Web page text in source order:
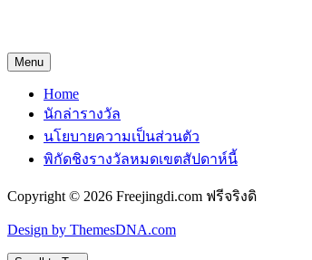
Menu
Home
นักล่ารางวัล
นโยบายความเป็นส่วนตัว
พิกัดชิงรางวัลหมดเขตสัปดาห์นี้
Copyright © 2026 Freejingdi.com ฟรีจริงดิ
Design by ThemesDNA.com